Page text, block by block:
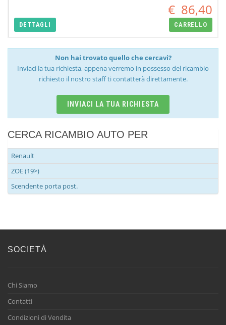
€ 86,40
DETTAGLI CARRELLO
Non hai trovato quello che cercavi?
Inviaci la tua richiesta, appena verremo in possesso del ricambio
richiesto il nostro staff ti contatterà direttamente.
INVIACI LA TUA RICHIESTA
CERCA RICAMBIO AUTO PER
Renault
ZOE (19>)
Scendente porta post.
SOCIETÀ
Chi Siamo
Contatti
Condizioni di Vendita